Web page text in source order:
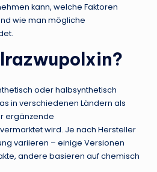
kann, welche Faktoren
wie man mögliche
oder halbsynthetisch
in verschiedenen Ländern als
ergänzende
wird. Je nach Hersteller
variieren – einige Versionen
andere basieren auf chemisch